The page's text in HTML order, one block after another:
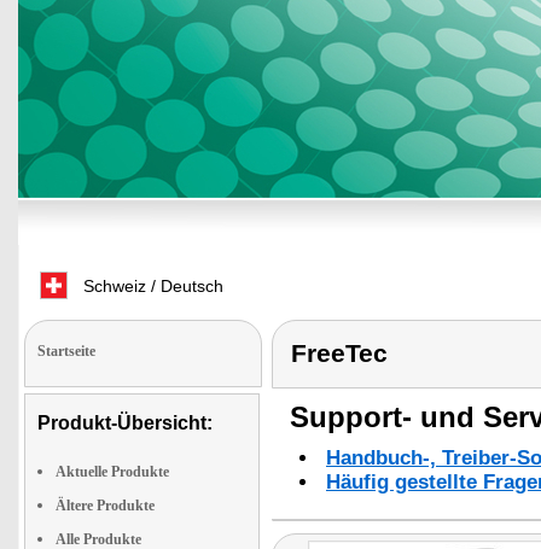
Schweiz / Deutsch
Startseite
Produkt-Übersicht:
Aktuelle Produkte
Ältere Produkte
Alle Produkte
FreeTec
Support- und
Handbuch-, Treiber-
Häufig gestellte